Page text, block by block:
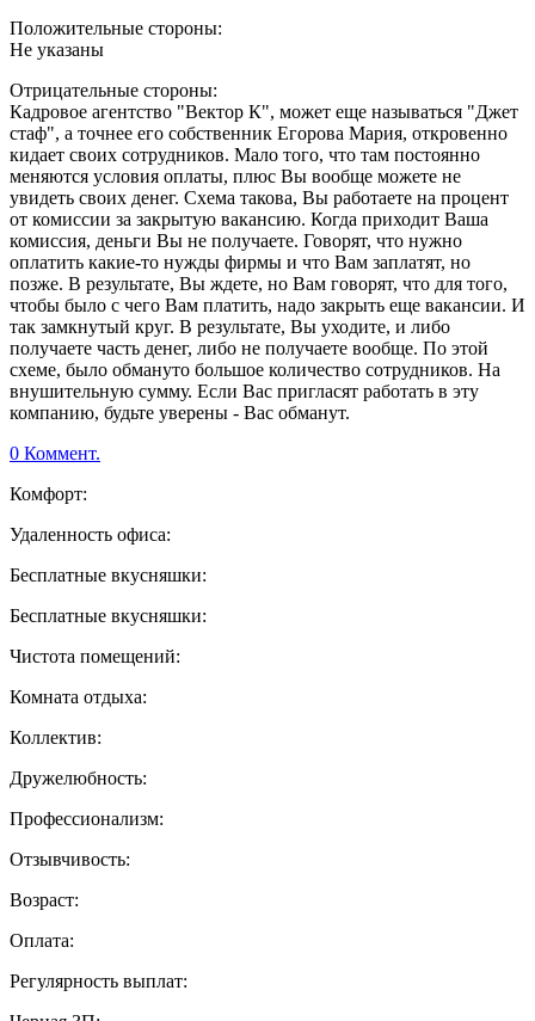
Положительные стороны:
Не указаны
Отрицательные стороны:
Кадровое агентство "Вектор К", может еще называться "Джет
стаф", а точнее его собственник Егорова Мария, откровенно
кидает своих сотрудников. Мало того, что там постоянно
меняются условия оплаты, плюс Вы вообще можете не
увидеть своих денег. Схема такова, Вы работаете на процент
от комиссии за закрытую вакансию. Когда приходит Ваша
комиссия, деньги Вы не получаете. Говорят, что нужно
оплатить какие-то нужды фирмы и что Вам заплатят, но
позже. В результате, Вы ждете, но Вам говорят, что для того,
чтобы было с чего Вам платить, надо закрыть еще вакансии. И
так замкнутый круг. В результате, Вы уходите, и либо
получаете часть денег, либо не получаете вообще. По этой
схеме, было обмануто большое количество сотрудников. На
внушительную сумму. Если Вас пригласят работать в эту
компанию, будьте уверены - Вас обманут.
0 Коммент.
Комфорт:
Удаленность офиса:
Бесплатные вкусняшки:
Бесплатные вкусняшки:
Чистота помещений:
Комната отдыха:
Коллектив:
Дружелюбность:
Профессионализм:
Отзывчивость:
Возраст:
Оплата:
Регулярность выплат: